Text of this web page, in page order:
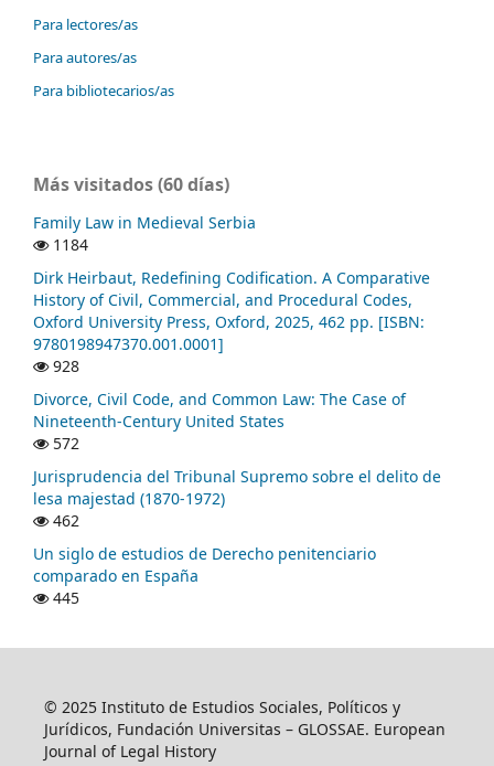
Para lectores/as
Para autores/as
Para bibliotecarios/as
Más visitados (60 días)
Family Law in Medieval Serbia
1184
Dirk Heirbaut, Redefining Codification. A Comparative
History of Civil, Commercial, and Procedural Codes,
Oxford University Press, Oxford, 2025, 462 pp. [ISBN:
9780198947370.001.0001]
928
Divorce, Civil Code, and Common Law: The Case of
Nineteenth-Century United States
572
Jurisprudencia del Tribunal Supremo sobre el delito de
lesa majestad (1870-1972)
462
Un siglo de estudios de Derecho penitenciario
comparado en España
445
© 2025 Instituto de Estudios Sociales, Políticos y
Jurídicos, Fundación Universitas – GLOSSAE. European
Journal of Legal History